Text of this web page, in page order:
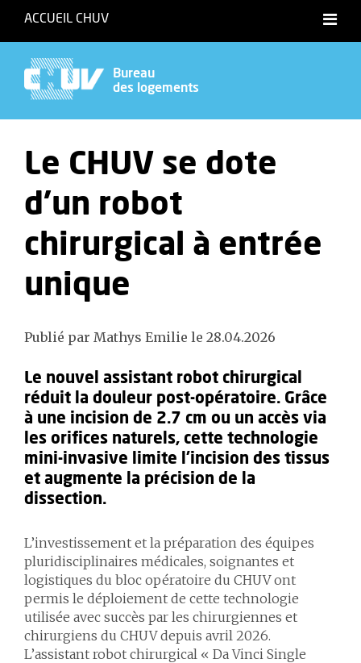
ACCUEIL CHUV
Bureau
des logements
Le CHUV se dote
d’un robot
chirurgical à entrée
unique
Publié par Mathys Emilie le 28.04.2026
Le nouvel assistant robot chirurgical
réduit la douleur post-opératoire. Grâce
à une incision de 2.7 cm ou un accès via
les orifices naturels, cette technologie
mini-invasive limite l’incision des tissus
et augmente la précision de la
dissection.
L’investissement et la préparation des équipes
pluridisciplinaires médicales, soignantes et
logistiques du bloc opératoire du CHUV ont
permis le déploiement de cette technologie
utilisée avec succès par les chirurgiennes et
chirurgiens du CHUV depuis avril 2026.
L’assistant robot chirurgical « Da Vinci Single